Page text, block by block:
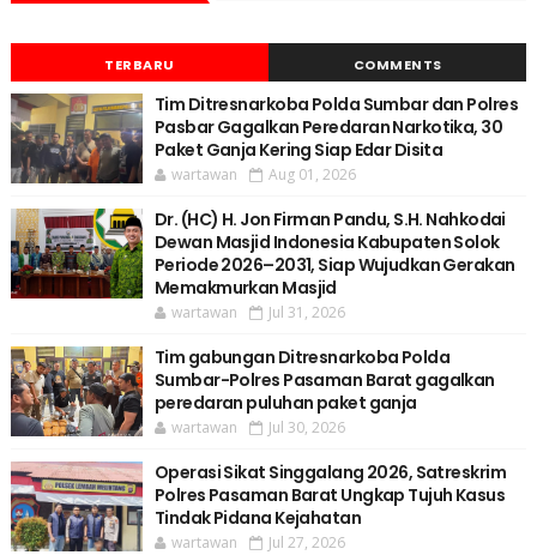
TERBARU COMMENTS
Tim Ditresnarkoba Polda Sumbar dan Polres
Pasbar Gagalkan Peredaran Narkotika, 30
Paket Ganja Kering Siap Edar Disita
wartawan Aug 01, 2026
Dr. (HC) H. Jon Firman Pandu, S.H. Nahkodai
Dewan Masjid Indonesia Kabupaten Solok
Periode 2026–2031, Siap Wujudkan Gerakan
Memakmurkan Masjid
wartawan Jul 31, 2026
Tim gabungan Ditresnarkoba Polda
Sumbar-Polres Pasaman Barat gagalkan
peredaran puluhan paket ganja
wartawan Jul 30, 2026
Operasi Sikat Singgalang 2026, Satreskrim
Polres Pasaman Barat Ungkap Tujuh Kasus
Tindak Pidana Kejahatan
wartawan Jul 27, 2026